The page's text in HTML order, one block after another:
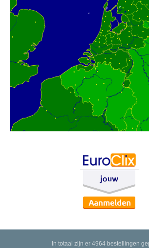
In totaal zijn er 4964 bestellingen